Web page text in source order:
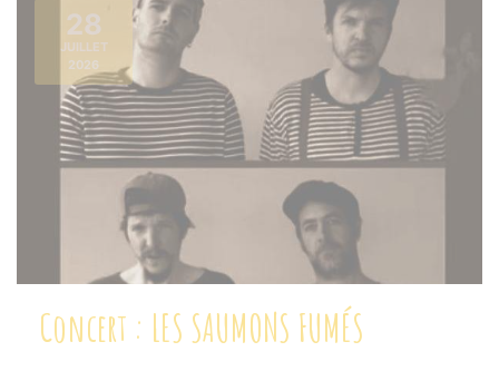
28
JUILLET
2026
Concert : LES SAUMONS FUMÉS